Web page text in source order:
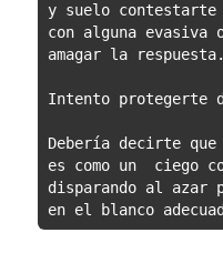
y suelo contestarte
con alguna evasiva
amagar la respuesta.
Intento protegerte
Debería decirte
es como un  ciego
disparando al azar